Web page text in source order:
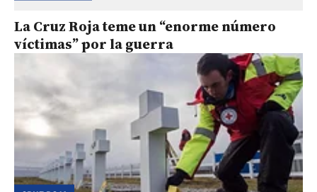
La Cruz Roja teme un “enorme número
víctimas” por la guerra